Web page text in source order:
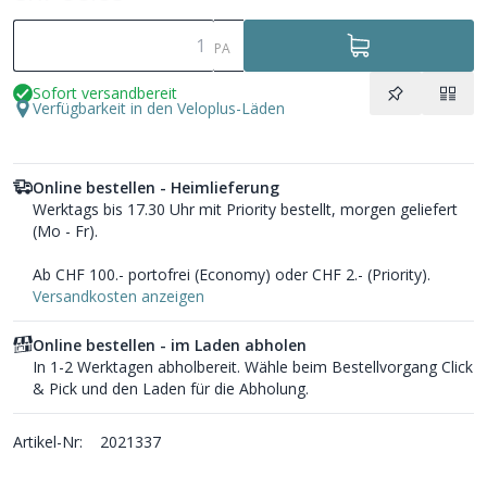
PA
Sofort versandbereit
Verfügbarkeit in den Veloplus-Läden
Online bestellen - Heimlieferung
Werktags bis 17.30 Uhr mit Priority bestellt, morgen geliefert
(Mo - Fr).
Ab CHF 100.- portofrei (Economy) oder CHF 2.- (Priority).
Versandkosten anzeigen
Online bestellen - im Laden abholen
In 1-2 Werktagen abholbereit. Wähle beim Bestellvorgang Click
& Pick und den Laden für die Abholung.
Artikel-Nr: 2021337